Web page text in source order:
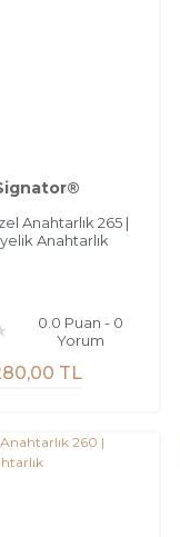
Anahtarlık 265 |
Anahtarlık
0.0 Puan - 0
Yorum
TL